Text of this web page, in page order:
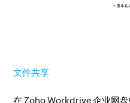
文件共享
在 Zoho Workdrive 企业网